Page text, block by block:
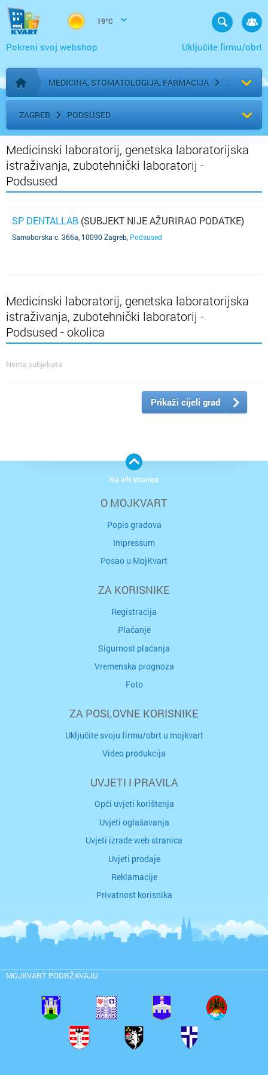
19°C
Uključite firmu/obrt
Pokreni svoj webshop
Početna stranica
MEDICINA, STOMATOLOGIJA, FARMACIJA
ZAGREB PODSUSED
Medicinski laboratorij, genetska laboratorijska
istraživanja, zubotehnički laboratorij -
Podsused
SP DENTALLAB (SUBJEKT NIJE AŽURIRAO PODATKE)
Samoborska c. 366a, 10090 Zagreb Podsused
Medicinski laboratorij, genetska laboratorijska
istraživanja, zubotehnički laboratorij -
Podsused - okolica
Nema subjekata
Prikaži cijeli grad
O MOJKVART
Popis gradova
Impressum
Posao u MojKvart
ZA KORISNIKE
Registracija
Plaćanje
Sigurnost plaćanja
Vremenska prognoza
Foto
ZA POSLOVNE KORISNIKE
Uključite svoju firmu/obrt u mojkvart
Video produkcija
UVJETI I PRAVILA
Opći uvjeti korištenja
Uvjeti oglašavanja
Uvjeti izrade web stranica
Uvjeti prodaje
Reklamacije
Privatnost korisnika
MOJKVART PODRŽAVAJU
Na vrh stranice